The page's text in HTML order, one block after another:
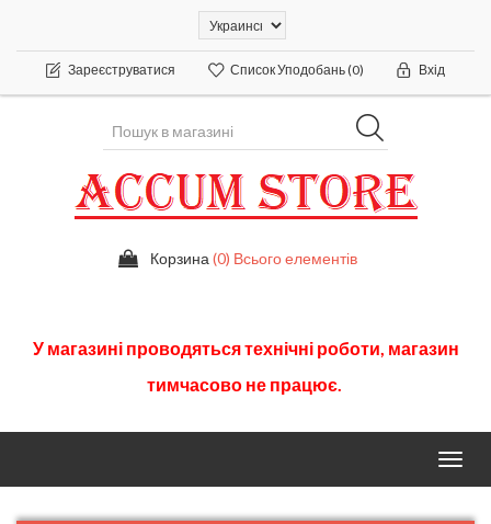
Зареєструватися Список Уподобань(0) Вхід
Корзина (0) Всього елементів
У магазині проводятьсятехнічні роботи, магазин
тимчасово не працює.